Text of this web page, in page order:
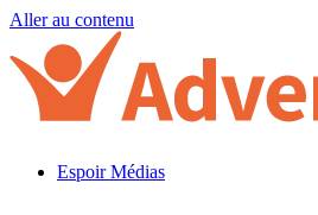
Aller au contenu
Espoir Médias